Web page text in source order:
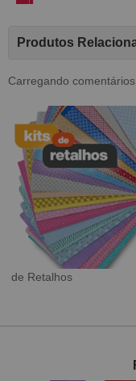
Produtos
Carregando comentários
Tecido Digital